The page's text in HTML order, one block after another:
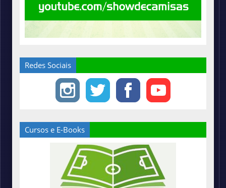
Redes Sociais
Cursos e E-Books